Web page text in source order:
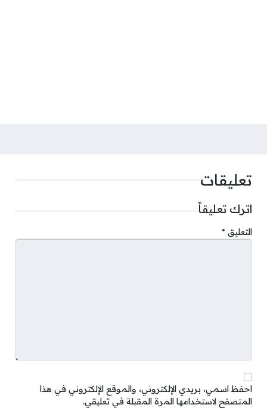
تعليقات
اترك تعليقاً
التعليق *
احفظ اسمي، بريدي الإلكتروني، والموقع الإلكتروني في هذا
المتصفح لاستخدامها المرة المقبلة في تعليقي.